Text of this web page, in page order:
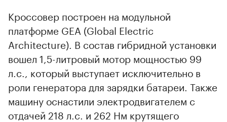
Кроссовер построен на модульной
платформе GEA (Global Electric
Architecture). В состав гибридной установки
вошел 1,5-литровый мотор мощностью 99
л.с., который выступает исключительно в
роли генератора для зарядки батареи. Также
машину оснастили электродвигателем с
отдачей 218 л.с. и 262 Нм крутящего